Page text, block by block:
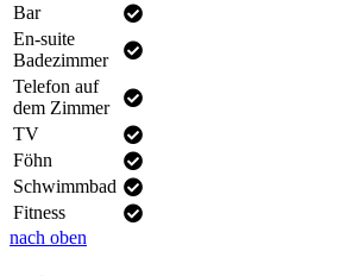
Bar
En-suite
Badezimmer
Telefon auf
dem Zimmer
TV
Föhn
Schwimmbad
Fitness
nach oben